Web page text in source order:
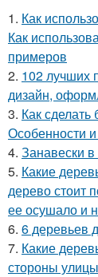
1. Как
Как
примеров
2. 102 лучших
дизайн,
3. Как
Особенности
4. Занавески
5. Какие
дерево стоит
ее осушало и
6. 6 деревьев
7. Какие
стороны